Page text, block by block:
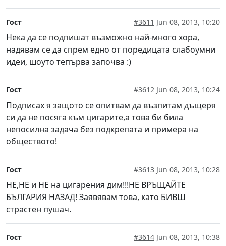
Гост #3611 Jun 08, 2013, 10:20
Нека да се подпишат възможно най-много хора,
надявам се да спрем едно от поредицата слабоумни
идеи, шоуто тепърва започва :)
Гост #3612 Jun 08, 2013, 10:24
Подписах я защото се опитвам да възпитам дъщеря
си да не посяга към цигарите,а това би била
непосилна задача без подкрепата и примера на
обществото!
Гост #3613 Jun 08, 2013, 10:28
НЕ,НЕ и НЕ на цигарения дим!!!НЕ ВРЪЩАЙТЕ
БЪЛГАРИЯ НАЗАД! Заявявам това, като БИВШ
страстен пушач.
Гост #3614 Jun 08, 2013, 10:38